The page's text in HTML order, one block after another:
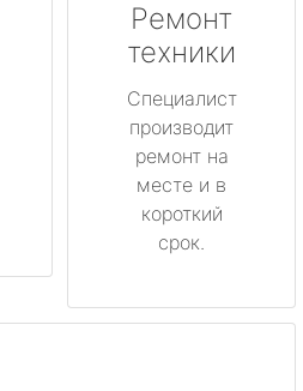
Ремонт
техники
Специалист
производит
ремонт на
месте и в
короткий
срок.